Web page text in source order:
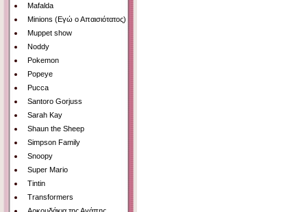
Mafalda
Minions (Εγώ ο Απαισιότατος)
Muppet show
Noddy
Pokemon
Popeye
Pucca
Santoro Gorjuss
Sarah Kay
Shaun the Sheep
Simpson Family
Snoopy
Super Mario
Tintin
Transformers